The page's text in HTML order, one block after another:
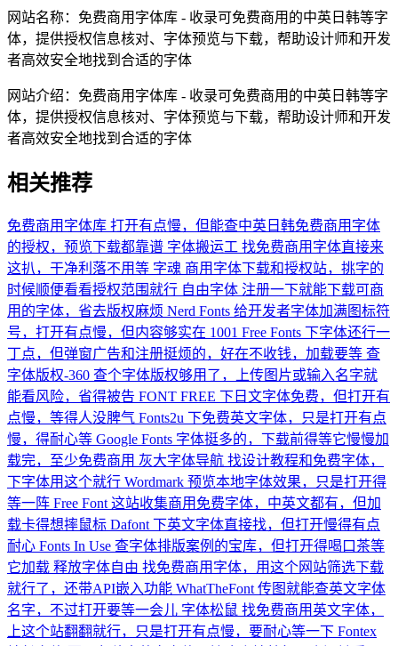
网站名称： 免费商用字体库 - 收录可免费商用的中英日韩等字
体，提供授权信息核对、字体预览与下载，帮助设计师和开发
者高效安全地找到合适的字体
网站介绍： 免费商用字体库 - 收录可免费商用的中英日韩等字
体，提供授权信息核对、字体预览与下载，帮助设计师和开发
者高效安全地找到合适的字体
相关推荐
免费商用字体库 打开有点慢，但能查中英日韩免费商用字体
的授权，预览下载都靠谱 字体搬运工 找免费商用字体直接来
这扒，干净利落不用等 字魂 商用字体下载和授权站，挑字的
时候顺便看看授权范围就行 自由字体 注册一下就能下载可商
用的字体，省去版权麻烦 Nerd Fonts 给开发者字体加满图标符
号，打开有点慢，但内容够实在 1001 Free Fonts 下字体还行一
丁点，但弹窗广告和注册挺烦的，好在不收钱，加载要等 查
字体版权-360 查个字体版权够用了，上传图片或输入名字就
能看风险，省得被告 FONT FREE 下日文字体免费，但打开有
点慢，等得人没脾气 Fonts2u 下免费英文字体，只是打开有点
慢，得耐心等 Google Fonts 字体挺多的，下载前得等它慢慢加
载完，至少免费商用 灰大字体导航 找设计教程和免费字体，
下字体用这个就行 Wordmark 预览本地字体效果，只是打开得
等一阵 Free Font 这站收集商用免费字体，中英文都有，但加
载卡得想摔鼠标 Dafont 下英文字体直接找，但打开慢得有点
耐心 Fonts In Use 查字体排版案例的宝库，但打开得喝口茶等
它加载 释放字体自由 找免费商用字体，用这个网站筛选下载
就行了，还带API嵌入功能 WhatTheFont 传图就能查英文字体
名字，不过打开要等一会儿 字体松鼠 找免费商用英文字体，
上这个站翻翻就行，只是打开有点慢，要耐心等一下 Fontex